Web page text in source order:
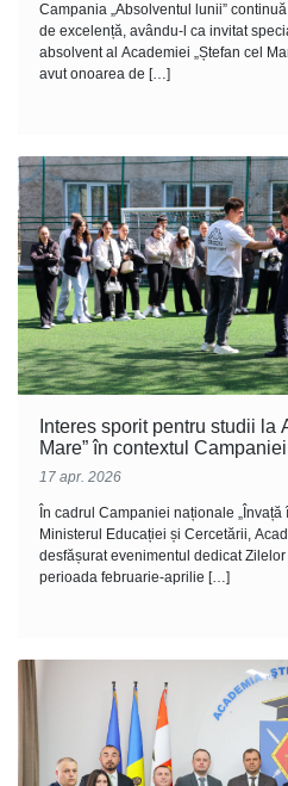
Campania „Absolventul lunii”
de excelență, avându-l ca invitat
absolvent al Academiei „Ștefan cel
avut onoarea de […]
Interes sporit pentru studii la
Mare” în contextul
17 apr. 2026
În cadrul Campaniei naționale „Învață
Ministerul Educației și Cercetării,
desfășurat evenimentul dedicat
perioada februarie-aprilie […]